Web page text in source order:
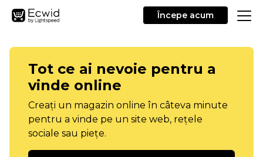
Începe acum
Tot ce ai nevoie pentru a
vinde online
Creați un magazin online în câteva minute
pentru a vinde pe un site web, rețele
sociale sau piețe.